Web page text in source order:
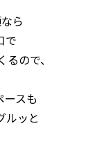
ら
で
ので、
スも
ルッと